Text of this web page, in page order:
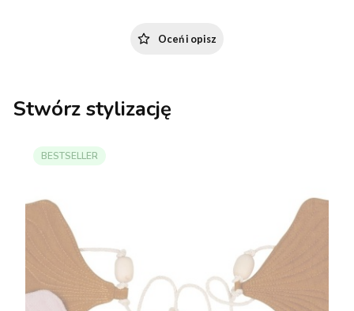
Oceń i opisz
Stwórz stylizację
BESTSELLER